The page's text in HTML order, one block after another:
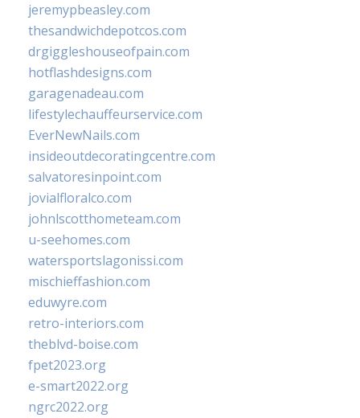
jeremypbeasley.com
thesandwichdepotcos.com
drgiggleshouseofpain.com
hotflashdesigns.com
garagenadeau.com
lifestylechauffeurservice.com
EverNewNails.com
insideoutdecoratingcentre.com
salvatoresinpoint.com
jovialfloralco.com
johnlscotthometeam.com
u-seehomes.com
watersportslagonissi.com
mischieffashion.com
eduwyre.com
retro-interiors.com
theblvd-boise.com
fpet2023.org
e-smart2022.org
ngrc2022.org